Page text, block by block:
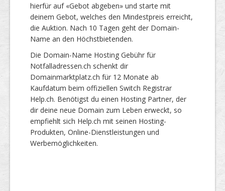
hierfür auf «Gebot abgeben» und starte mit
deinem Gebot, welches den Mindestpreis erreicht,
die Auktion. Nach 10 Tagen geht der Domain-
Name an den Höchstbietenden.
Die Domain-Name Hosting Gebühr für
Notfalladressen.ch schenkt dir
Domainmarktplatz.ch für 12 Monate ab
Kaufdatum beim offiziellen Switch Registrar
Help.ch. Benötigst du einen Hosting Partner, der
dir deine neue Domain zum Leben erweckt, so
empfiehlt sich Help.ch mit seinen Hosting-
Produkten, Online-Dienstleistungen und
Werbemöglichkeiten.